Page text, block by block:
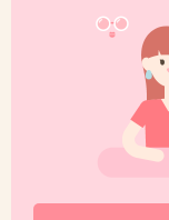
2019/04/09(火) 21:04:50
ファンダフル
のに今だにト
開園ダッシュ